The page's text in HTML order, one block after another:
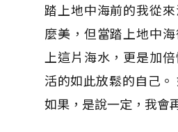
踏上地中海前的我從
麼美，但當踏上地中
上這片海水，更是加
活的如此放鬆的自己
如果，是說一定，我會